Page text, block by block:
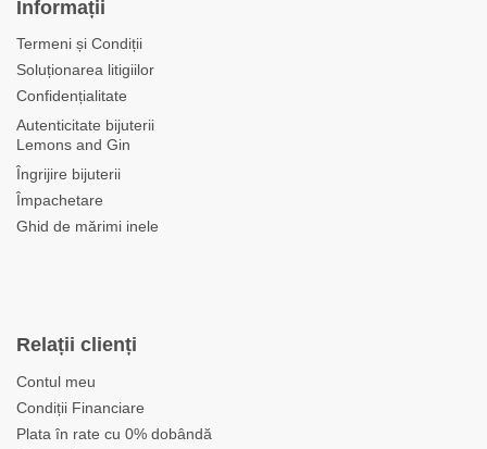
Informații
Termeni și Condiții
Soluționarea litigiilor
Confidențialitate
Autenticitate bijuterii
Lemons and Gin
Îngrijire bijuterii
Împachetare
Ghid de mărimi inele
Relații clienți
Contul meu
Condiții Financiare
Plata în rate cu 0% dobândă